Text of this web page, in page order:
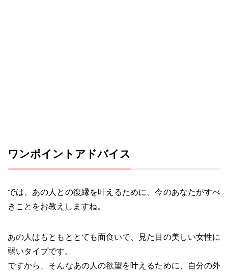
ワンポイントアドバイス
では、あの人との復縁を叶えるために、今のあなたがすべ
きことをお教えしますね。
あの人はもともととても面食いで、見た目の美しい女性に
弱いタイプです。
ですから、そんなあの人の欲望を叶えるために、自分の外